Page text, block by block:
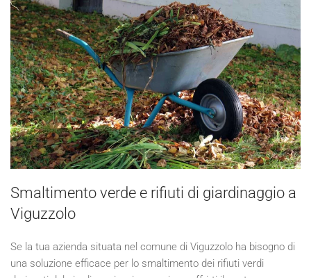
Smaltimento verde e rifiuti di giardinaggio a
Viguzzolo
Se la tua azienda situata nel comune di Viguzzolo ha bisogno di
una soluzione efficace per lo smaltimento dei rifiuti verdi